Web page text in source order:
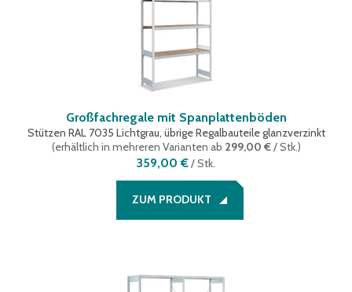
Großfachregale mit Spanplattenböden
Stützen RAL 7035 Lichtgrau, übrige Regalbauteile glanzverzinkt
(erhältlich in mehreren Varianten ab 299,00 €/ Stk.)
359,00 €/Stk.
ZUM PRODUKT